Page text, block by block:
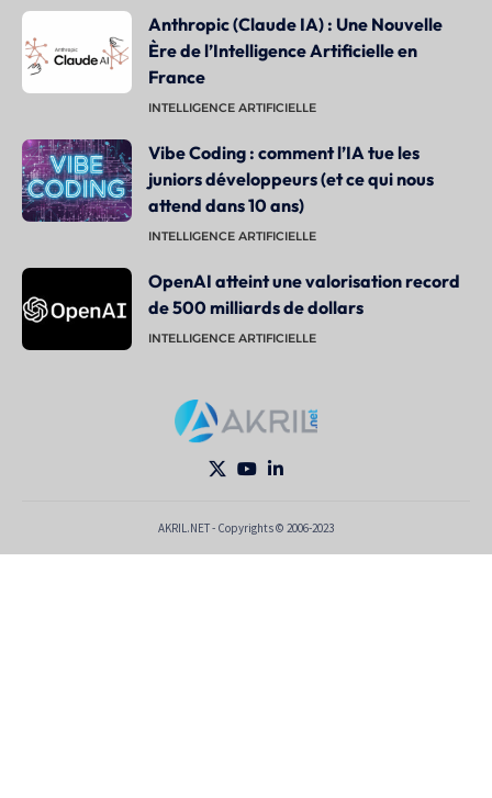
Anthropic (Claude IA) : Une Nouvelle
Ère de l’Intelligence Artificielle en
France
INTELLIGENCE ARTIFICIELLE
Vibe Coding : comment l’IA tue les
juniors développeurs (et ce qui nous
attend dans 10 ans)
INTELLIGENCE ARTIFICIELLE
OpenAI atteint une valorisation record
de 500 milliards de dollars
INTELLIGENCE ARTIFICIELLE
AKRIL.NET - Copyrights © 2006-2023